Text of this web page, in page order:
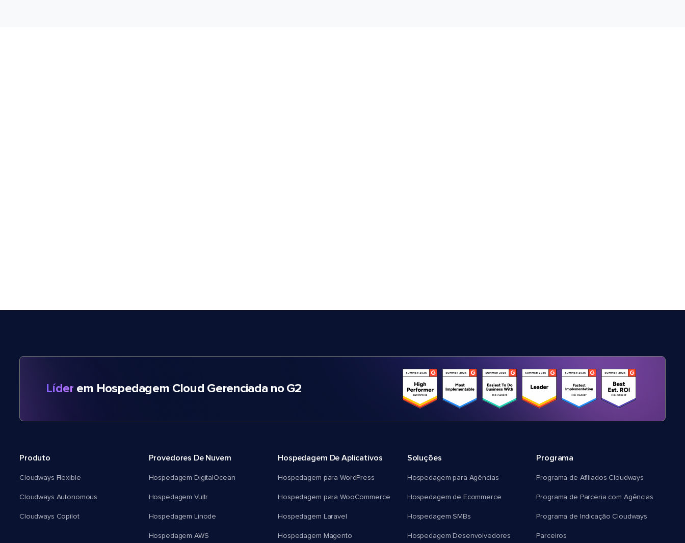
Líder em Hospedagem Cloud Gerenciada no G2
Produto
Cloudways Flexible
Cloudways Autonomous
Cloudways Copilot
Provedores De Nuvem
Hospedagem DigitalOcean
Hospedagem Vultr
Hospedagem Linode
Hospedagem AWS
Hospedagem De Aplicativos
Hospedagem para WordPress
Hospedagem para WooCommerce
Hospedagem Laravel
Hospedagem Magento
Soluções
Hospedagem para Agências
Hospedagem de Ecommerce
Hospedagem SMBs
Hospedagem Desenvolvedores
Programa
Programa de Afiliados Cloudways
Programa de Parceria com Agências
Programa de Indicação Cloudways
Parceiros